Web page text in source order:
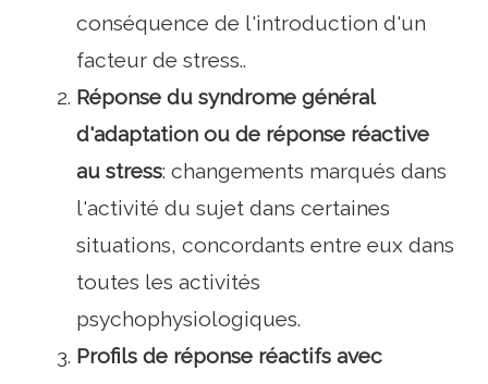
conséquence de l'introduction d'un
facteur de stress..
Réponse du syndrome général
d'adaptation ou de réponse réactive
au stress: changements marqués dans
l'activité du sujet dans certaines
situations, concordants entre eux dans
toutes les activités
psychophysiologiques.
Profils de réponse réactifs avec